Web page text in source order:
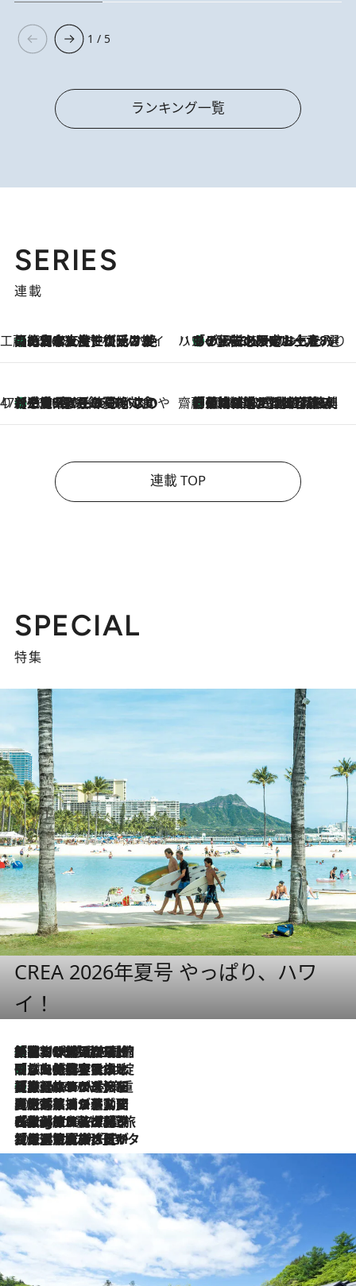
1 / 5
ランキング一覧
SERIES
連載
工藤まやのおもてなしハワイ
2026.8.6
【ハワイ土産】ローカルの絶大な支持で復活！ 絶品の幻クッキー《元ファンの日本人女性が受け継いだ名店》 ハワイ賢者 リサのお気に入りリスト2026.8.6
あの伝説の限定トートも！ リニューアルした「ディーン＆デルーカ ハワイ」で必須のお土産8選
47都道府県の手みやげ ひんやりスイーツで夏を満喫
2026.8.6
【三重県】この夏絶対食べたい 冷やしておいしいおやつ3選 お餅×アイスの新感覚スイーツ 齋藤 薫 美容脳ルネサンス
2026.8.6
「荷物が増えるほど旅ストレスは増す」美容ジャーナリストがたどり着いた最終結論。“化粧品を劇的に減らす”感動の凝縮美容とは
連載 TOP
SPECIAL
特集
CREA 2026年夏号 やっぱり、ハワ
イ！
2026.8.6
「荷物が増えるほど旅ストレスは増す」美容ジャーナリストがたどり着いた最終結論。“化粧品を劇的に減らす”感動の凝縮美容とは
2026.8.6
「旅先には金髪ウィッグを持参」日本と同じメイクでは損してる!? 美容ジャーナリストが提案する“掟破りの旅美容”とは
2026.8.6
【厳選旅コスメ】「身軽さ＆UV対策重視！」ヘアアーティストshucoが選んだ夏旅ベストコスメを発表【Mサイズジップ】
2026.8.5
【厳選旅コスメ】国内をあちこち移動する河井菜摘が選んだ夏旅ベストコスメ発表！「リラックスアイテムはマスト」【Mサイズジップ】
2026.8.4
【厳選旅コスメ】「紫外線＆乾燥対策しながらメイク感も！」ヘア＆メイクGeorgeが選んだ夏旅ベストコスメを発表！【Mサイズジップ】
2026.8.3
【厳選旅コスメ】「保湿もタイパ重視！」“サウナ好き”タレント清水みさとが愛用する夏旅ベストコスメを発表！【Mサイズジップ】